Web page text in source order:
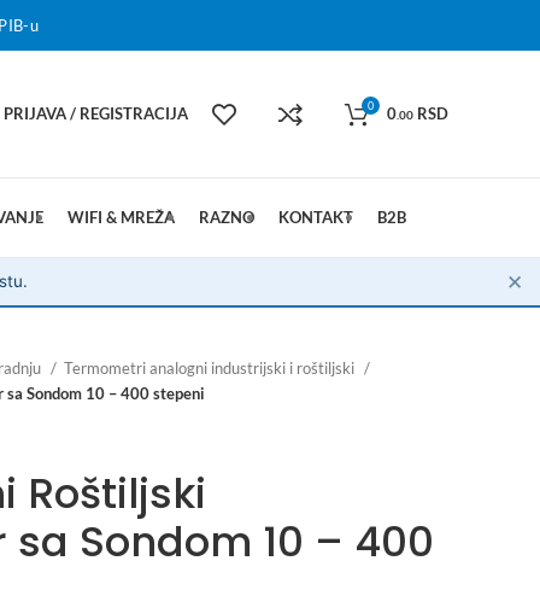
u
PRIJAVA / REGISTRACIJA 0 0.00 RSD
WIFI & MREŽA RAZNO KONTAKT B2B
✕
Termometri analogni industrijski i roštiljski
Sondom 10 – 400 stepeni
Roštiljski
Sondom 10 – 400